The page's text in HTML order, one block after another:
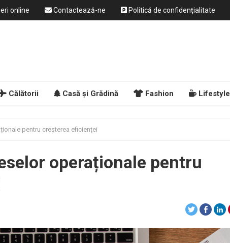
online Contactează-ne Politică de confidențialitate
Călătorii Casă și Grădină Fashion Lifestyle
pentru creșterea eficienței
operaționale pentru